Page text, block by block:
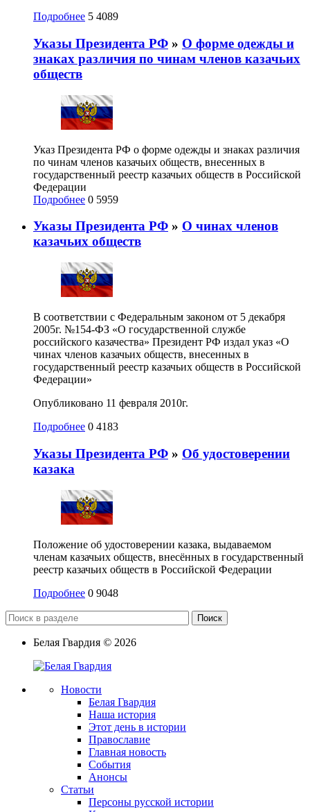
Подробнее 5 4089
Указы Президента РФ » О форме одежды и
знаках различия по чинам членов казачьих
обществ
Указ Президента РФ о форме одежды и знаках различия
по чинам членов казачьих обществ, внесенных в
государственный реестр казачьих обществ в Российской
Федерации
Подробнее 0 5959
Указы Президента РФ » О чинах членов
казачьих обществ
В соответствии с Федеральным законом от 5 декабря
2005г. №154-ФЗ «О государственной службе
российского казачества» Президент РФ издал указ «О
чинах членов казачьих обществ, внесенных в
государственный реестр казачьих обществ в Российской
Федерации»
Опубликовано 11 февраля 2010г.
Подробнее 0 4183
Указы Президента РФ » Об удостоверении
казака
Положение об удостоверении казака, выдаваемом
членам казачьих обществ, внесённых в государственный
реестр казачьих обществ в Российской Федерации
Подробнее 0 9048
Поиск
Белая Гвардия © 2026
Новости
Белая Гвардия
Наша история
Этот день в истории
Православие
Главная новость
События
Анонсы
Статьи
Персоны русской истории